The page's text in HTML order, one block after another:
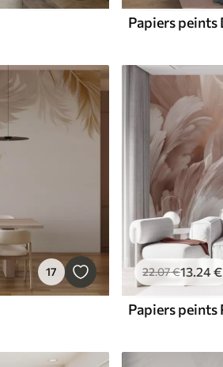
17 22.07€13.24€